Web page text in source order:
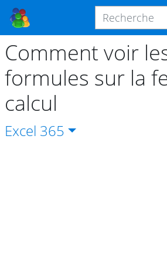
Comment voir
formules sur la
calcul
Excel 365